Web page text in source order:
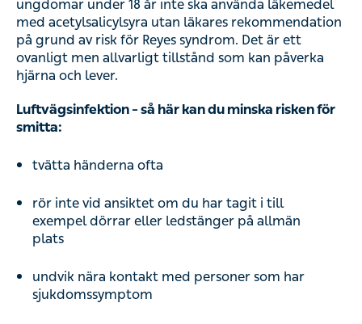
ungdomar under 18 år inte ska använda läkemedel
med acetylsalicylsyra utan läkares rekommendation
på grund av risk för Reyes syndrom. Det är ett
ovanligt men allvarligt tillstånd som kan påverka
hjärna och lever.
Luftvägsinfektion – så här kan du minska risken för
smitta:
tvätta händerna ofta
rör inte vid ansiktet om du har tagit i till
exempel dörrar eller ledstänger på allmän
plats
undvik nära kontakt med personer som har
sjukdomssymptom